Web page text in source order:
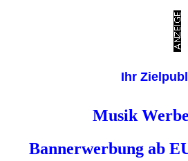
Ihr
Musik
Bannerwerbung ab